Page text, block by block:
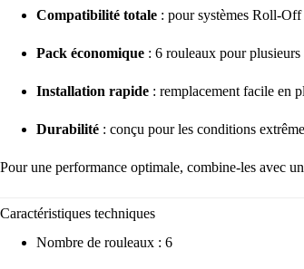
Compatibilité totale : pour systèmes Roll-
Pack économique : 6 rouleaux pour plusieurs
Installation rapide : remplacement facile en
Durabilité : conçu pour les conditions
Pour une performance optimale, combine-les avec un
Caractéristiques techniques
Nombre de rouleaux : 6